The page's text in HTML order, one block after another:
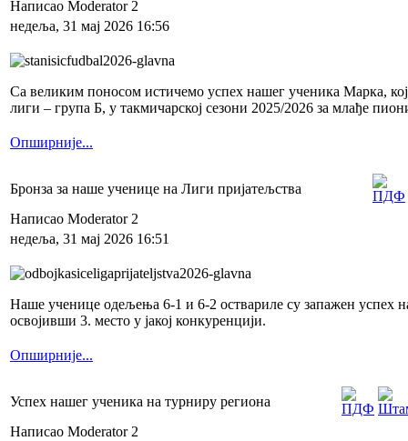
Написао Moderator 2
недеља, 31 мај 2026 16:56
Са великим поносом истичемо успех нашег ученика Марка,
лиги – група Б, у такмичарској сезони 2025/2026 за млађе
Опширније...
Бронза за наше ученице на Лиги пријатељства
Написао Moderator 2
недеља, 31 мај 2026 16:51
Наше ученице одељења 6-1 и 6-2 оствариле су запажен успех
освојивши 3. место у јакој конкуренцији.
Опширније...
Успех нашег ученика на турниру региона
Написао Moderator 2